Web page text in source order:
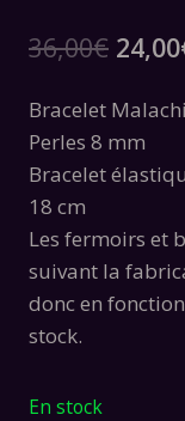
36,00€ Le
initial
était :
24,00
Bracelet
Perles 8 mm
Bracelet
18 cm
Les fermoirs et
suivant la
donc en
stock.
En stock